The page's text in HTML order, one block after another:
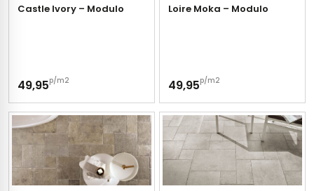
Castle Ivory – Modulo
49,95p/m2
Loire Moka – Modulo
49,95p/m2